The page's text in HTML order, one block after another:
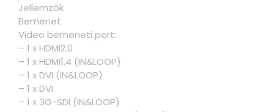
Jellemzők
Bemenet
Video bemeneti port:
– 1 x HDMI2.0
– 1 x HDMI1.4 (IN&LOOP)
– 1 x DVI (IN&LOOP)
– 1 x DVI
– 1 x 3G-SDl (IN&LOOP)